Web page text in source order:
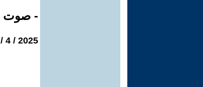
- صوت
2025 / 4 / 28